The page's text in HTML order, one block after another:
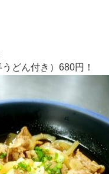
どん付き）680円！